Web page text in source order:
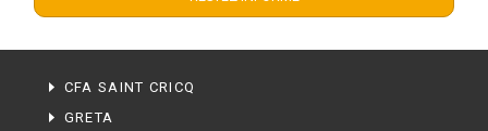
CFA SAINT CRICQ
GRETA